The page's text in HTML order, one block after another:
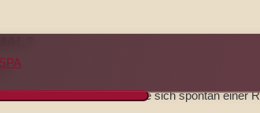
müssen, schließen sie sich spontan einer